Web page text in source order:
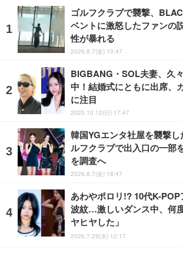
ゴルフクラブで襲撃、
ベントに激怒したファンの
性が暴れる
2026.8.7(金) 10:47
BIGBANG・SOL夫妻、久
中！結婚式にともに出席、
に注目
2025.10.12(日) 17:47
韓国YGエンタ社屋を襲撃
ルフクラブで出入口の一部
を調査へ
2026.8.7(金) 18:47
あわやポロリ!? 10代K-
波紋…激しいダンス中、何
ヤヒヤした」
2026.7.29(水) 12:17